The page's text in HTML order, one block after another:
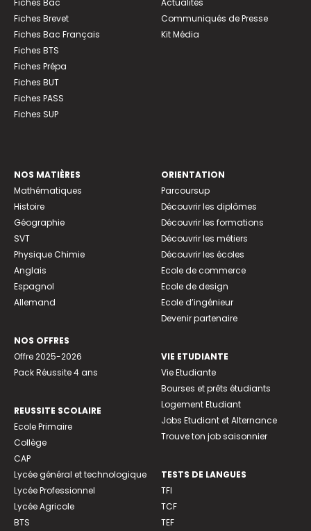
Fiches Bac
Fiches Brevet
Fiches Bac Français
Fiches BTS
Fiches Prépa
Fiches BUT
Fiches PASS
Fiches SUP
Actualités
Communiqués de Presse
Kit Média
NOS MATIÈRES
Mathématiques
Histoire
Géographie
SVT
Physique Chimie
Anglais
Espagnol
Allemand
NOS OFFRES
Offre 2025-2026
Pack Réussite 4 ans
REUSSITE SCOLAIRE
Ecole Primaire
Collège
CAP
Lycée général et technologique
Lycée Professionnel
Lycée Agricole
BTS
ORIENTATION
Parcoursup
Découvrir les diplômes
Découvrir les formations
Découvrir les métiers
Découvrir les écoles
Ecole de commerce
Ecole de design
Ecole d’ingénieur
Devenir partenaire
VIE ETUDIANTE
Vie Etudiante
Bourses et prêts étudiants
Logement Etudiant
Jobs Etudiant et Alternance
Trouve ton job saisonnier
TESTS DE LANGUES
TFI
TCF
TEF